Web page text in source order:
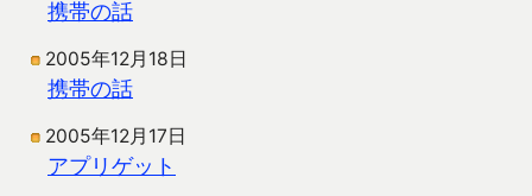
携帯の話
2005年12月18日
携帯の話
2005年12月17日
アプリゲット